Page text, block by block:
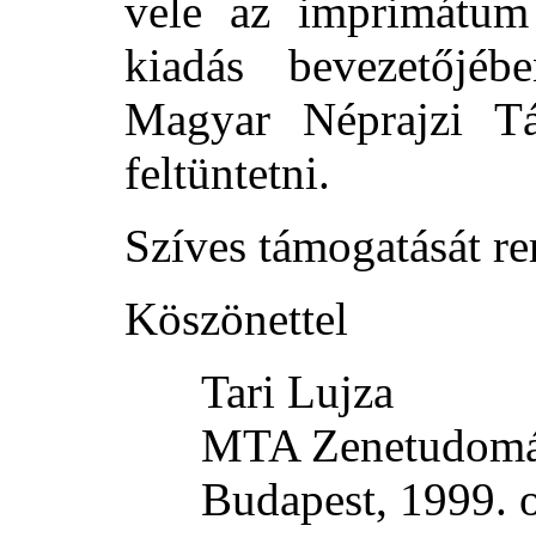
vele az
kiadás
Magyar Néprajzi
feltüntetni.
Szíves támogatását
Köszönettel
Tari Lujza
MTA
Budapest, 1999.